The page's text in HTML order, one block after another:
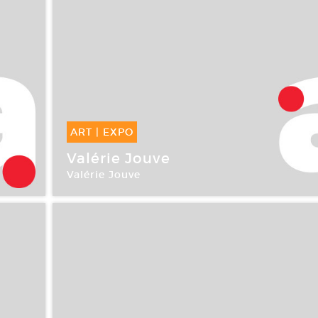
ART | EXPO
12 Sep -14 Oct 2007
Valérie Jouve
Valérie Jouve